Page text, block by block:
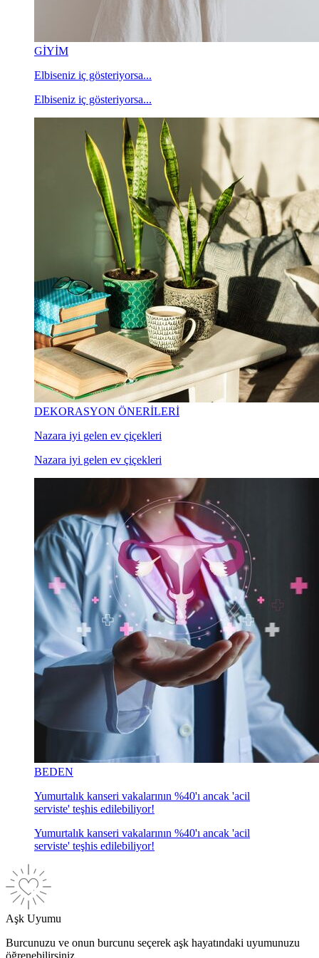
GİYİM
Elbiseniz iç gösteriyorsa...
Elbiseniz iç gösteriyorsa...
DEKORASYON ÖNERİLERİ
Nazara iyi gelen ev çiçekleri
Nazara iyi gelen ev çiçekleri
BEDEN
Yumurtalık kanseri vakalarının %40'ı ancak 'acil
serviste' teşhis edilebiliyor!
Yumurtalık kanseri vakalarının %40'ı ancak 'acil
serviste' teşhis edilebiliyor!
Aşk Uyumu
Burcunuzu ve onun burcunu seçerek aşk hayatındaki uyumunuzu
öğrenebilirsiniz.